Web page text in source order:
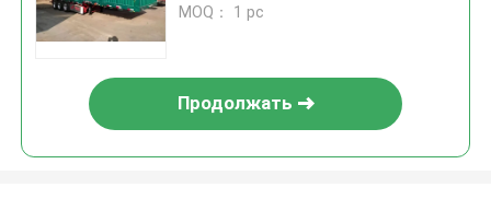
MOQ： 1 pc
Продолжать